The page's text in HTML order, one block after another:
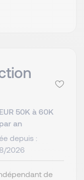
EUR 50K à 60K
par an
depuis :
2026
de